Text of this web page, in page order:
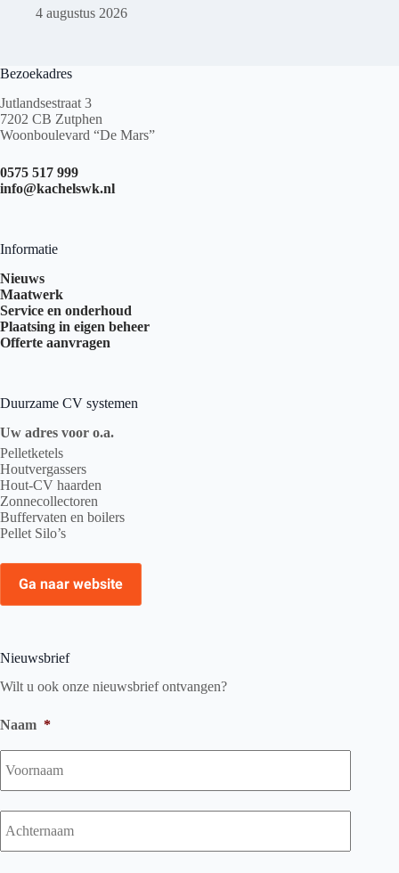
4 augustus 2026
Bezoekadres
Jutlandsestraat 3
7202 CB Zutphen
Woonboulevard “De Mars”
0575 517 999
info@kachelswk.nl
Informatie
Nieuws
Maatwerk
Service en onderhoud
Plaatsing in eigen beheer
Offerte aanvragen
Duurzame CV systemen
Uw adres voor o.a.
Pelletketels
Houtvergassers
Hout-CV haarden
Zonnecollectoren
Buffervaten en boilers
Pellet Silo’s
Ga naar website
Nieuwsbrief
Wilt u ook onze nieuwsbrief ontvangen?
Naam *